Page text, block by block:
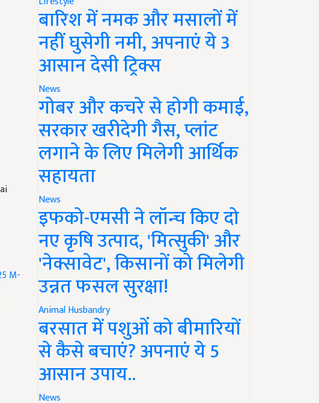
बारिश में नमक और मसालों में
नहीं घुसेगी नमी, अपनाएं ये 3
आसान देसी ट्रिक्स
News
गोबर और कचरे से होगी कमाई,
सरकार खरीदेगी गैस, प्लांट
लगाने के लिए मिलेगी आर्थिक
सहायता
News
इफको-एमसी ने लॉन्च किए दो
नए कृषि उत्पाद, 'मित्सुकी' और
'नेक्सावेट', किसानों को मिलेगी
उन्नत फसल सुरक्षा!
Animal Husbandry
बरसात में पशुओं को बीमारियों
से कैसे बचाएं? अपनाएं ये 5
आसान उपाय..
News